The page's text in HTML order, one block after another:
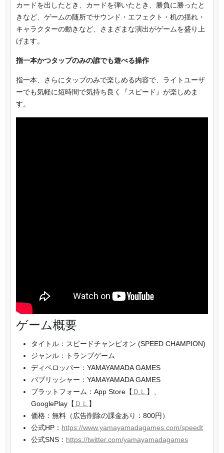
カードを出したとき、カードを弾いたとき、勝負に勝ったと
きなど、ゲームの随所でサウンド・エフェクト・机の揺れ・
キャラクターの動きなど、さまざまな演出がゲームを盛り上
げます。
指一本かつタップのみの誰でも遊べる操作
指一本、さらにタップのみで楽しめる内容で、ライトユーザ
ーでも気軽に短時間で気持ち良く『スピード』が楽しめま
す。
ゲーム概要
タイトル：スピードチャンピオン (SPEED CHAMPION)
ジャンル：トランプゲーム
ディベロッパー：YAMAYAMADA GAMES
パブリッシャー：YAMAYAMADA GAMES
プラットフォーム：App Store【 ＤＬ
】、
GooglePlay【 ＤＬ
】
価格：無料（広告削除の課金あり：800円）
公式HP： https://www.yamayamadagames.com/speedt
公式SNS： https://twitter.com/yamayamadagames